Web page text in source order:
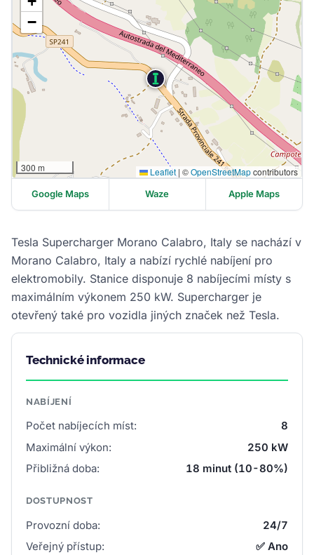
Tesla Supercharger Morano Calabro, Italy se nachází v
Morano Calabro, Italy a nabízí rychlé nabíjení pro
elektromobily. Stanice disponuje 8 nabíjecími místy s
maximálním výkonem 250 kW. Supercharger je
otevřený také pro vozidla jiných značek než Tesla.
Technické informace
NABÍJENÍ
Počet nabíjecích míst:
8
Maximální výkon:
250 kW
Přibližná doba:
18 minut (10-80%)
DOSTUPNOST
Provozní doba:
24/7
Veřejný přístup:
✅ Ano
−
300 m Leaflet | ©OpenStreetMapcontributors
Google Maps Waze Apple Maps